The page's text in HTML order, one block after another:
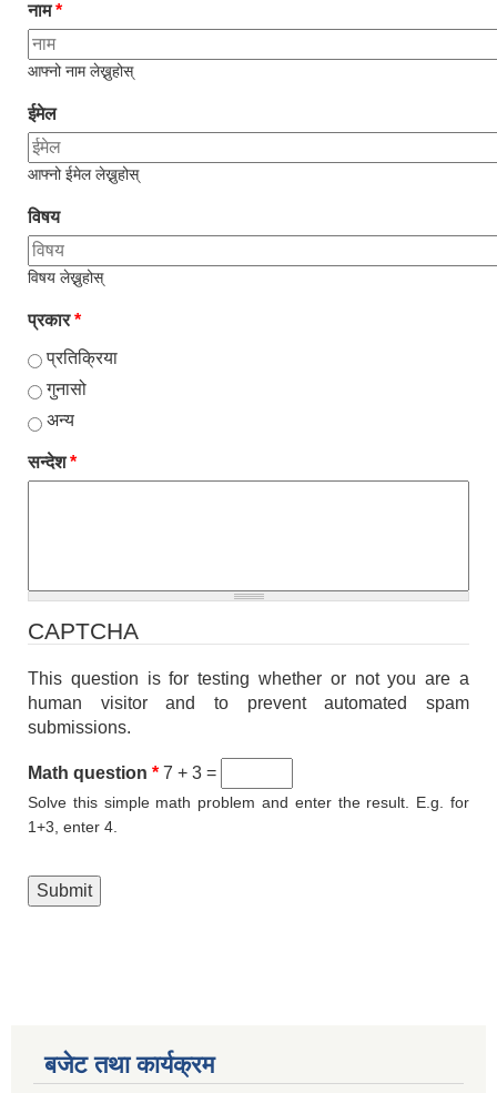
नाम*
आफ्नो नाम लेख्नुहोस्
ईमेल
आफ्नो ईमेल लेख्नुहोस्
विषय
विषय लेख्नुहोस्
प्रकार*
प्रतिक्रिया
गुनासो
अन्य
सन्देश*
CAPTCHA
This question is for testing whether or not you are a
human visitor and to prevent automated spam
submissions.
Math question * 7 + 3 =
Solve this simple math problem and enter the result. E.g. for
1+3, enter 4.
बजेट तथा कार्यक्रम